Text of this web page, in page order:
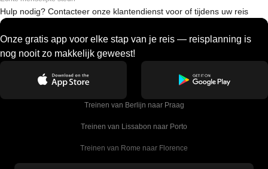
Hulp nodig? Contacteer onze klantendienst voor of tijdens uw reis
Onze gratis app voor elke stap van je reis — reisplanning is
nog nooit zo makkelijk geweest!
Treinen van Berlijn naar Praag
Treinen van Lissabon naar Porto
Treinen van Rome naar Florence